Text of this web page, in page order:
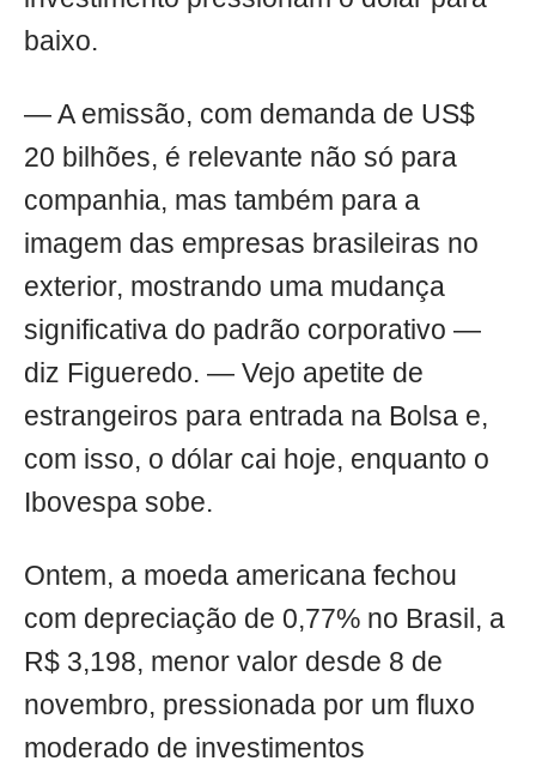
baixo.
— A emissão, com demanda de US$
20 bilhões, é relevante não só para
companhia, mas também para a
imagem das empresas brasileiras no
exterior, mostrando uma mudança
significativa do padrão corporativo —
diz Figueredo. — Vejo apetite de
estrangeiros para entrada na Bolsa e,
com isso, o dólar cai hoje, enquanto o
Ibovespa sobe.
Ontem, a moeda americana fechou
com depreciação de 0,77% no Brasil, a
R$ 3,198, menor valor desde 8 de
novembro, pressionada por um fluxo
moderado de investimentos